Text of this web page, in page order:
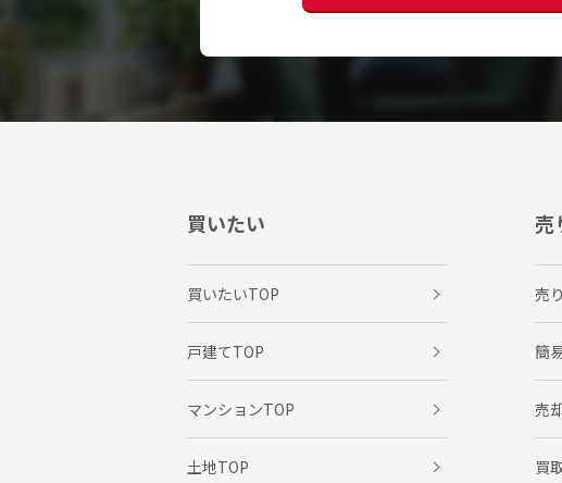
買いたい
買いたいTOP
戸建てTOP
マンションTOP
土地TOP
売
売
簡
売
買